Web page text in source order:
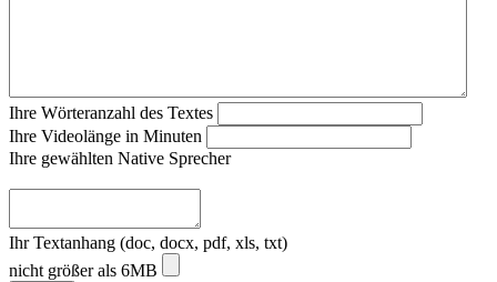
Ihre Wörteranzahl des Textes
Ihre Videolänge in Minuten
Ihre gewählten Native Sprecher
Ihr Textanhang (doc, docx, pdf, xls, txt)
nicht größer als 6MB